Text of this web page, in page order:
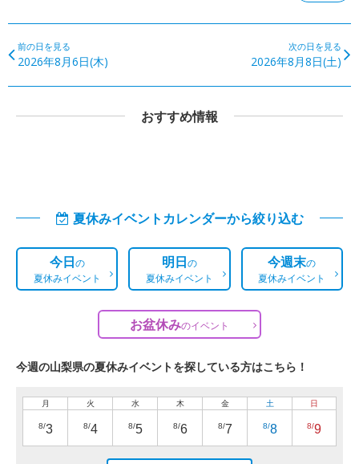
前の日を見る
2026年8月6日(木)
次の日を見る
2026年8月8日(土)
おすすめ情報
夏休みイベントカレンダーから絞り込む
今日の
夏休みイベント
明日の
夏休みイベント
今週末の
夏休みイベント
お盆休みのイベント
今週の山梨県の夏休みイベントを探している方はこちら！
月
8/3
火
8/4
水
8/5
木
8/6
金
8/7
土
8/8
日
8/9